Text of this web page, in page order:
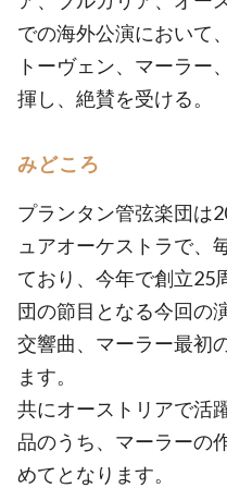
での海外公演において
トーヴェン、マーラー
揮し、絶賛を受ける。
みどころ
プランタン管弦楽団は
ュアオーケストラで、
ており、今年で創立25
団の節目となる今回の
交響曲、マーラー最初
ます。
共にオーストリアで活
品のうち、マーラーの
めてとなります。